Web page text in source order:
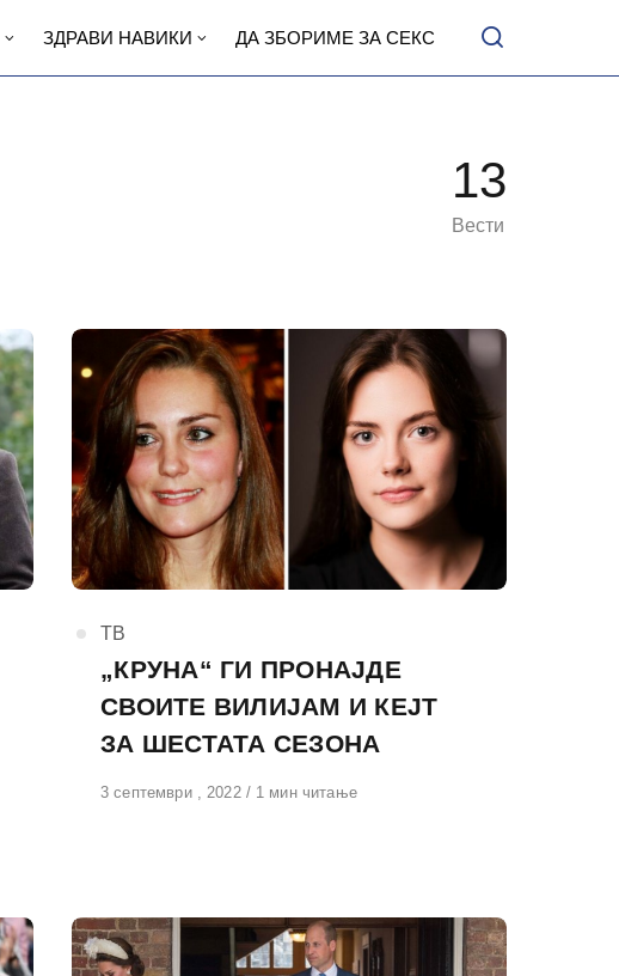
ЗДРАВИ НАВИКИ ДА ЗБОРИМЕ ЗА СЕКС
13
Вести
КАтегорија
ТВ
„КРУНА“ ГИ ПРОНАЈДЕ
СВОИТЕ ВИЛИЈАМ И КЕЈТ
ЗА ШЕСТАТА СЕЗОНА
Објавено
3 септември , 2022 1 мин читање